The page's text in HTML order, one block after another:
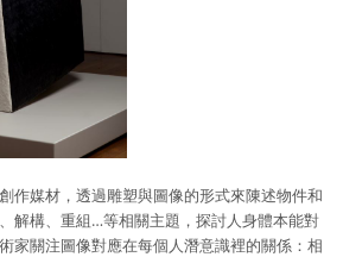
作媒材，透過雕塑與圖像的形式來陳述物件和
解構、重組…等相關主題，探討人身體本能對
家關注圖像對應在每個人潛意識裡的關係：相